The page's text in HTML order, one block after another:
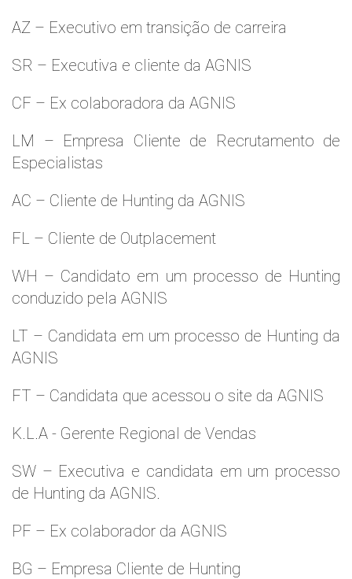
AZ – Executivo em transição de carreira
SR – Executiva e cliente da AGNIS
CF – Ex colaboradora da AGNIS
LM – Empresa Cliente de Recrutamento de
Especialistas
AC – Cliente de Hunting da AGNIS
FL – Cliente de Outplacement
WH – Candidato em um processo de Hunting
conduzido pela AGNIS
LT – Candidata em um processo de Hunting da
AGNIS
FT – Candidata que acessou o site da AGNIS
K.L.A - Gerente Regional de Vendas
SW – Executiva e candidata em um processo
de Hunting da AGNIS.
PF – Ex colaborador da AGNIS
BG – Empresa Cliente de Hunting